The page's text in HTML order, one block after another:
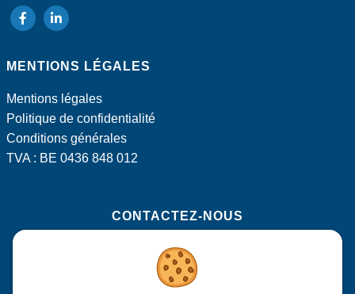
suivez-
sur
suivez-
sur
MENTIONS LÉGALES
Mentions légales
Politique de confidentialité
Conditions générales
TVA : BE 0436 848 012
CONTACTEZ-NOUS
Rue Isidore Derèse 171, 5190 Jemeppe-sur-Sambre
+32 (0)71 750 600